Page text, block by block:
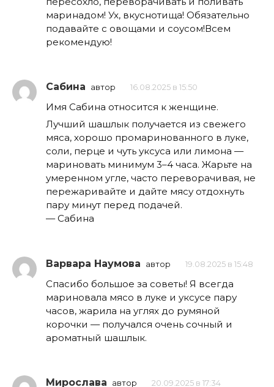
маринадом! Ух, вкуснотища! Обязательно
подавайте с овощами и соусом!Всем
рекомендую!
Сабина автор 16.08.2025 в 15:50
Имя Сабина относится к женщине.
Лучший шашлык получается из свежего
мяса, хорошо промаринованного в луке,
соли, перце и чуть уксуса или лимона —
мариновать минимум 3–4 часа. Жарьте на
умеренном угле, часто переворачивая, не
пережаривайте и дайте мясу отдохнуть
пару минут перед подачей.
— Сабина
Варвара Наумова автор 19.08.2025 в 15:48
Спасибо большое за советы! Я всегда
мариновала мясо в луке и уксусе пару
часов, жарила на углях до румяной
корочки — получался очень сочный и
ароматный шашлык.
Мирослава автор 20.09.2025 в 17:34